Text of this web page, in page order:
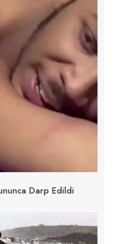
Darp Edildi